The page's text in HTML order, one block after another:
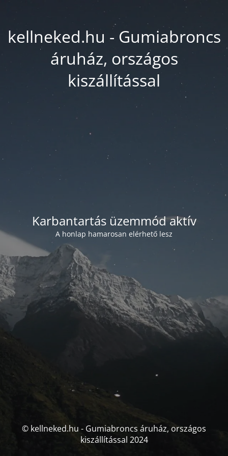
kellneked.hu - Gumiabroncs
áruház, országos
kiszállítással
Karbantartás üzemmód aktív
A honlap hamarosan elérhető lesz
© kellneked.hu - Gumiabroncs áruház, országos
kiszállítással 2024